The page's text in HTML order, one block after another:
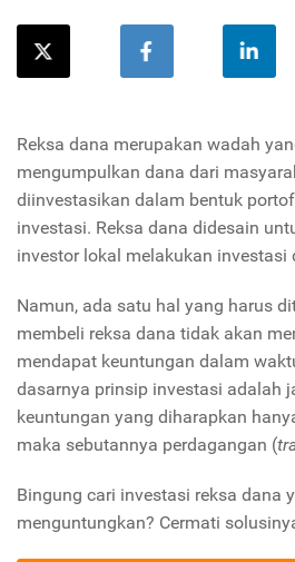
Reksa dana merupakan wadah
mengumpulkan dana dari
diinvestasikan dalam bentuk
investasi. Reksa dana didesain
investor lokal melakukan investasi
Namun, ada satu hal yang harus
membeli reksa dana tidak akan
mendapat keuntungan dalam
dasarnya prinsip investasi adalah
keuntungan yang diharapkan
maka sebutannya perdagangan (
Bingung cari investasi reksa dana
menguntungkan? Cermati